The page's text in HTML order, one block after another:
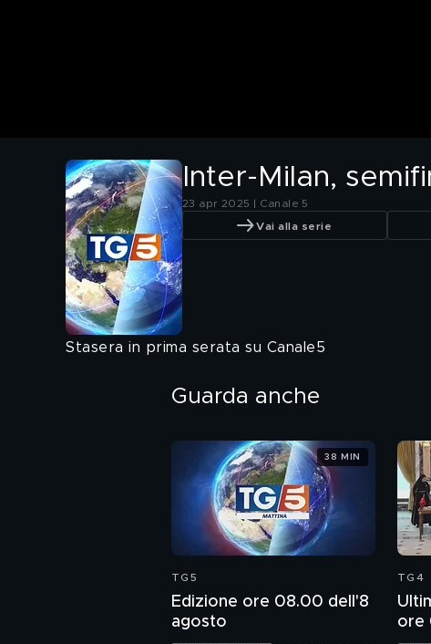
Inter-Milan,
23 apr 2025 | Canale 5
Vai alla serie
Stasera in prima serata su Canale5
Guarda anche
TG5
Edizione ore 08.00 dell'8
agosto
38 MIN
TG4
ore